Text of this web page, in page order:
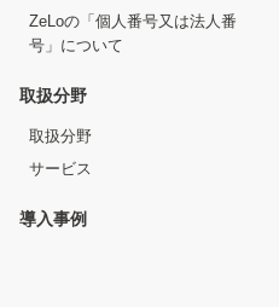
ZeLoの「個人番号又は法人番
号」について
取扱分野
取扱分野
サービス
導入事例